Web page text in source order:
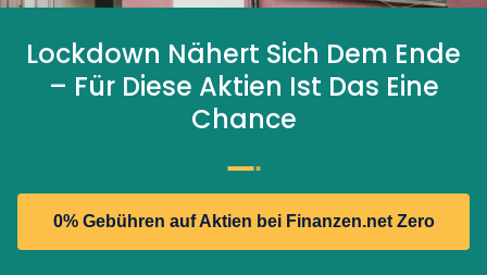
Lockdown Nähert Sich Dem Ende
– Für Diese Aktien Ist Das Eine
Chance
0% Gebühren auf Aktien bei Finanzen.net Zero